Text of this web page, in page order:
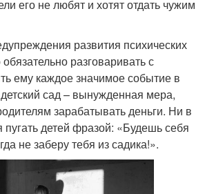
его не любят и хотят отдать чужим
развития психических
разговаривать с
ему каждое значимое событие в
сад – вынужденная мера,
зарабатывать деньги. Ни в
пугать детей фразой: «Будешь себя
не заберу тебя из садика!».